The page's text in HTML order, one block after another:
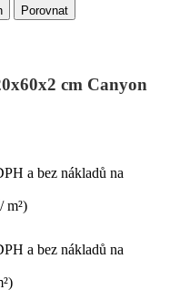
Porovnat
cm Canyon
a bez nákladů na
/ m²)
a bez nákladů na
)